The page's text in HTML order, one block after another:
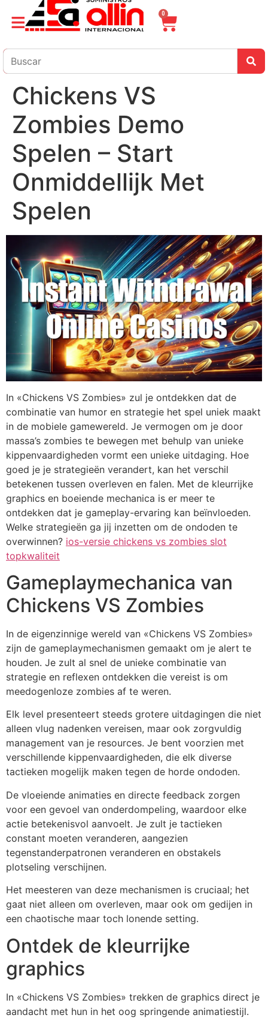
0
Chickens VS
Zombies Demo
Spelen – Start
Onmiddellijk Met
Spelen
In «Chickens VS Zombies» zul je ontdekken dat de
combinatie van humor en strategie het spel uniek maakt
in de mobiele gamewereld. Je vermogen om je door
massa’s zombies te bewegen met behulp van unieke
kippenvaardigheden vormt een unieke uitdaging. Hoe
goed je je strategieën verandert, kan het verschil
betekenen tussen overleven en falen. Met de kleurrijke
graphics en boeiende mechanica is er meer te
ontdekken dat je gameplay-ervaring kan beïnvloeden.
Welke strategieën ga jij inzetten om de ondoden te
overwinnen? ios-versie chickens vs zombies slot
topkwaliteit
Gameplaymechanica van
Chickens VS Zombies
In de eigenzinnige wereld van «Chickens VS Zombies»
zijn de gameplaymechanismen gemaakt om je alert te
houden. Je zult al snel de unieke combinatie van
strategie en reflexen ontdekken die vereist is om
meedogenloze zombies af te weren.
Elk level presenteert steeds grotere uitdagingen die niet
alleen vlug nadenken vereisen, maar ook zorgvuldig
management van je resources. Je bent voorzien met
verschillende kippenvaardigheden, die elk diverse
tactieken mogelijk maken tegen de horde ondoden.
De vloeiende animaties en directe feedback zorgen
voor een gevoel van onderdompeling, waardoor elke
actie betekenisvol aanvoelt. Je zult je tactieken
constant moeten veranderen, aangezien
tegenstanderpatronen veranderen en obstakels
plotseling verschijnen.
Het meesteren van deze mechanismen is cruciaal; het
gaat niet alleen om overleven, maar ook om gedijen in
een chaotische maar toch lonende setting.
Ontdek de kleurrijke
graphics
In «Chickens VS Zombies» trekken de graphics direct je
aandacht met hun in het oog springende animatiestijl.